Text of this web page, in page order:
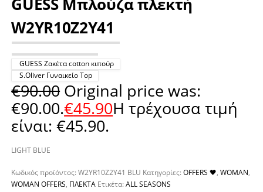
GUESS Μπλούζα πλεκτή
W2YR10Z2Y41
GUESS Ζακέτα cotton κιπούρ
S.Oliver Γυναικείο Top
€90.00 Original price was:
€90.00.€45.90Η τρέχουσα τιμή
είναι: €45.90.
LIGHT BLUE
Κωδικός προϊόντος:W2YR10Z2Y41 BLU Κατηγορίες:OFFERS 🖤,WOMAN,
WOMAN OFFERS, ΠΛΕΚΤΑ Ετικέτα:ALL SEASONS